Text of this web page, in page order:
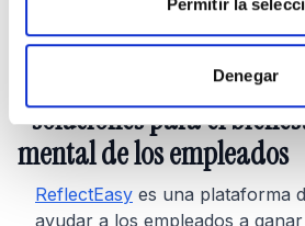
Denegar
y beneficios, simplificando
garantizando el cumplimiento
• soluciones para el
mental de los empleados
ReflectEasy es una plataforma
ayudar a los empleados a